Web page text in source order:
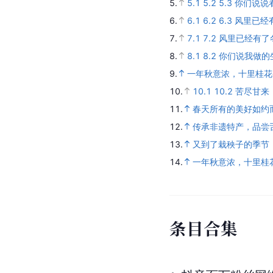
5. 5.1 5.2 5.3 你们说说
6.
6.1 6.2 6.3 风里已经
7.
7.1 7.2 风里已经有
8.
8.1 8.2 你们说我做的
9.
一年秋意浓，十里桂
10.
10.1 10.2 苦尽甘来
11.
春天所有的美好如约
12.
传承非遗特产，品尝
13.
又到了栽秧子的季
14.
一年秋意浓，十里桂
条目合集